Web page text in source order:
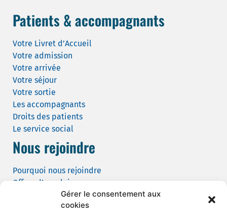
Gérer le consentement aux
cookies
Patients & accompagnants
Votre Livret d’Accueil
Votre admission
Votre arrivée
Votre séjour
Votre sortie
Les accompagnants
Droits des patients
Le service social
Nous rejoindre
Pourquoi nous rejoindre
Offres d’emploi
Candidature spontanée
Demande de tournage